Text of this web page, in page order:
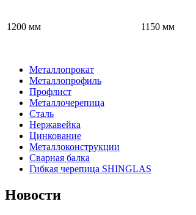
1200 мм 1150 мм
Металлопрокат
Металлопрофиль
Профлист
Металлочерепица
Сталь
Нержавейка
Цинкование
Металлоконструкции
Сварная балка
Гибкая черепица SHINGLAS
Новости